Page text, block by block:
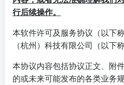
行后续操作。
本软件许可及服务协议（以下
（杭州）科技有限公司（以下
本协议内容包括协议正文、附
的或未来可能发布的各类业务